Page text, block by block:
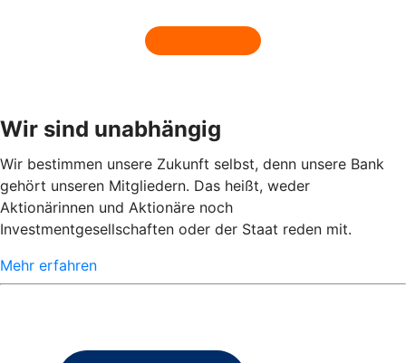
Wir sind unabhängig
Wir bestimmen unsere Zukunft selbst, denn unsere Bank
gehört unseren Mitgliedern. Das heißt, weder
Aktionärinnen und Aktionäre noch
Investmentgesellschaften oder der Staat reden mit.
Mehr erfahren